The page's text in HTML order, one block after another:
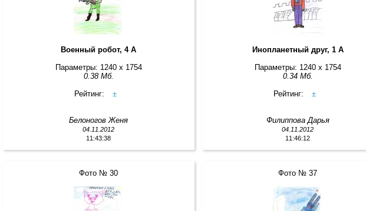
Военный робот, 4 А
Параметры: 1240 x 1754
0.38 Мб.
Рейтинг:
±
Белоногов Женя
04.11.2012
11:43:38
Фото № 30
Инопланетный друг, 1 А
Параметры: 1240 x 1754
0.34 Мб.
Рейтинг:
±
Филиппова Дарья
04.11.2012
11:46:12
Фото № 37